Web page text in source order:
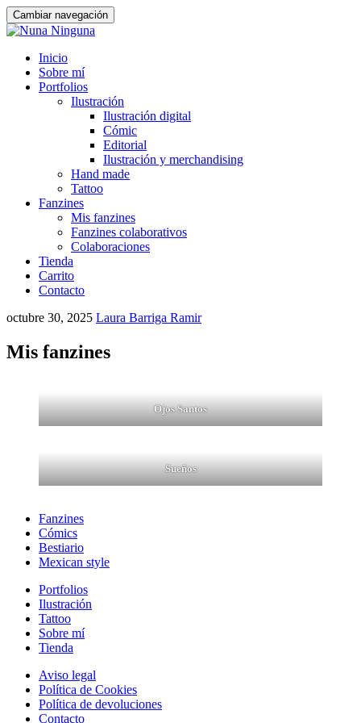
Cambiar navegación
Saltar
contenido
Inicio
Sobre mí
Portfolios
Ilustración
Ilustración digital
Cómic
Editorial
Ilustración y merchandising
Hand made
Tattoo
Fanzines
Mis fanzines
Fanzines colaborativos
Colaboraciones
Tienda
Carrito
Contacto
octubre 30, 2025 Laura Barriga Ramir
Mis fanzines
Ojos Santos
Sueños
Fanzines
Cómics
Bestiario
Mexican style
Portfolios
Ilustración
Tattoo
Sobre mí
Tienda
Aviso legal
Política de Cookies
Política de devoluciones
Contacto